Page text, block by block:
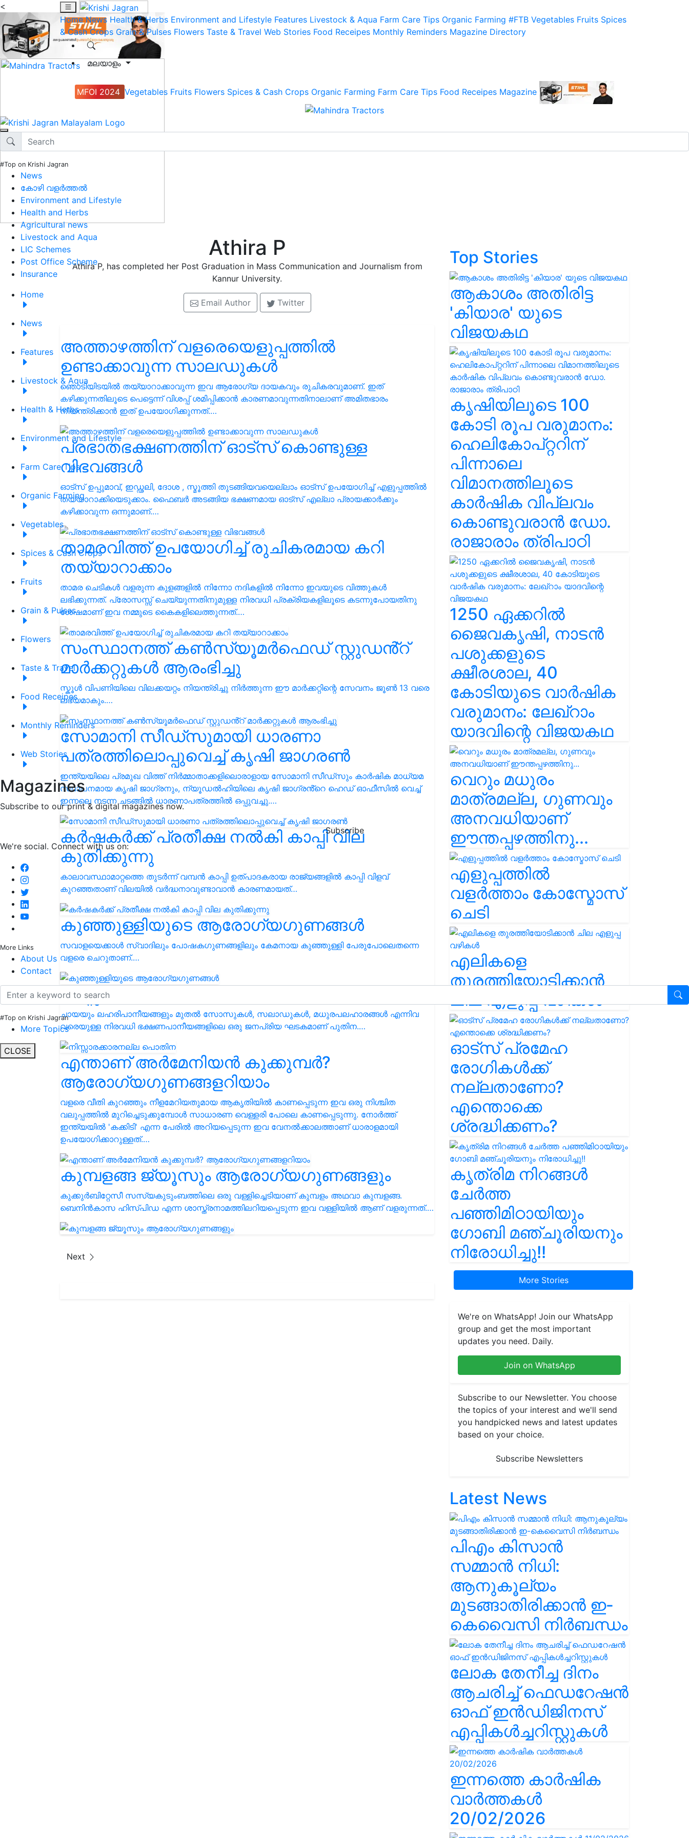
<
Home News Health & Herbs Environment and Lifestyle Features Livestock & Aqua Farm Care Tips Organic Farming #FTB Vegetables Fruits Spices
& Cash Crops Grain & Pulses Flowers Taste & Travel Web Stories Food Receipes Monthly Reminders Magazine Directory
മലയാളം
MFOI 2024 Vegetables Fruits Flowers Spices & Cash Crops Organic Farming Farm Care Tips Food Receipes Magazine
#Top on Krishi Jagran
News
കോഴി വളർത്തൽ
Environment and Lifestyle
Health and Herbs
Agricultural news
Livestock and Aqua
LIC Schemes
Post Office Scheme
Insurance
Home
News
Features
Livestock & Aqua
Health & Herbs
Environment and Lifestyle
Farm Care Tips
Organic Farming
Vegetables
Spices & Cash Crops
Fruits
Grain & Pulses
Flowers
Taste & Travel
Food Receipes
Monthly Reminders
Web Stories
Magazines
Subscribe to our print & digital magazines now.
Subscribe
We're social. Connect with us on:
More Links
About Us
Contact
#Top on Krishi Jagran
More Topics
CLOSE
Athira P
Athira P, has completed her Post Graduation in Mass Communication and Journalism from
Kannur University.
Email Author Twitter
അത്താഴത്തിന് വളരെയെളുപ്പത്തിൽ
ഉണ്ടാക്കാവുന്ന സാലഡുകൾ
ഞൊടിയിടയിൽ തയ്യാറാക്കാവുന്ന ഇവ ആരോഗ്യ ദായകവും രുചികരവുമാണ്. ഇത്
കഴിക്കുന്നതിലൂടെ പെട്ടെന്ന് വിശപ്പ് ശമിപ്പിക്കാൻ കാരണമാവുന്നതിനാലാണ് അമിതഭാരം
നിയന്ത്രിക്കാൻ ഇത് ഉപയോഗിക്കുന്നത്.…
പ്രഭാതഭക്ഷണത്തിന് ഓട്സ് കൊണ്ടുള്ള
വിഭവങ്ങൾ
ഓട്‌സ് ഉപ്പുമാവ്, ഇഡ്ഢലി, ദോശ , സ്മൂത്തി തുടങ്ങിയവയെല്ലാം ഓട്സ് ഉപയോഗിച്ച് എളുപ്പത്തിൽ
തയ്യാറാക്കിയെടുക്കാം. ഫൈബർ അടങ്ങിയ ഭക്ഷണമായ ഓട്സ് എല്ലാ പ്രായക്കാർക്കും
കഴിക്കാവുന്ന ഒന്നുമാണ്.…
താമരവിത്ത് ഉപയോഗിച്ച് രുചികരമായ കറി
തയ്യാറാക്കാം
താമര ചെടികൾ വളരുന്ന കുളങ്ങളിൽ നിന്നോ നദികളിൽ നിന്നോ ഇവയുടെ വിത്തുകൾ
ലഭിക്കുന്നത്. പ്രോസസ്സ് ചെയ്യുന്നതിനുമുള്ള നിരവധി പ്രക്രിയകളിലൂടെ കടന്നുപോയതിനു
ശേഷമാണ് ഇവ നമ്മുടെ കൈകളിലെത്തുന്നത്.…
സംസ്ഥാനത്ത് കൺസ്യൂമർഫെഡ് സ്റ്റുഡൻ്റ്
മാർക്കറ്റുകൾ ആരംഭിച്ചു
സ്കൂൾ വിപണിയിലെ വിലക്കയറ്റം നിയന്ത്രിച്ചു നിർത്തുന്ന ഈ മാർക്കറ്റിന്റെ സേവനം ജൂൺ 13 വരെ
ലഭ്യമാകും.…
സോമാനി സീഡ്‌സുമായി ധാരണാ
പത്രത്തിലൊപ്പുവെച്ച് കൃഷി ജാഗരൺ
ഇന്ത്യയിലെ പ്രമുഖ വിത്ത് നിർമ്മാതാക്കളിലൊരാളായ സോമാനി സീഡ്‌സും കാർഷിക മാധ്യമ
സ്ഥാപനമായ കൃഷി ജാഗ്രനും, ന്യൂഡൽഹിയിലെ കൃഷി ജാഗ്രൻ്റെ ഹെഡ് ഓഫീസിൽ വെച്ച്
ഇന്നലെ നടന്ന ചടങ്ങിൽ ധാരണാപത്രത്തിൽ ഒപ്പുവച്ചു.…
കർഷകർക്ക് പ്രതീക്ഷ നൽകി കാപ്പി വില
കുതിക്കുന്നു
കാലാവസ്ഥാമാറ്റത്തെ തുടർന്ന് വമ്പൻ കാപ്പി ഉത്പാദകരായ രാജ്യങ്ങളിൽ കാപ്പി വിളവ്
കുറഞ്ഞതാണ് വിലയിൽ വർദ്ധനാവുണ്ടാവാൻ കാരണമായത്…
കുഞ്ഞുള്ളിയുടെ ആരോഗ്യഗുണങ്ങൾ
സവാളയെക്കാൾ സ്വാദിലും പോഷകഗുണങ്ങളിലും കേമനായ കുഞ്ഞുള്ളി പേരുപോലെതന്നെ
വളരെ ചെറുതാണ്.…
നിസ്സാരക്കാരനല്ല പൊതിന
ചായയും ലഹരിപാനീയങ്ങളും മുതൽ സോസുകൾ, സലാഡുകൾ, മധുരപലഹാരങ്ങൾ എന്നിവ
വരെയുള്ള നിരവധി ഭക്ഷണപാനീയങ്ങളിലെ ഒരു ജനപ്രിയ ഘടകമാണ് പുതിന.…
എന്താണ് അർമേനിയൻ കുക്കുമ്പർ?
ആരോഗ്യഗുണങ്ങളറിയാം
വളരെ വീതി കുറഞ്ഞും നീളമേറിയതുമായ ആകൃതിയിൽ കാണപ്പെടുന്ന ഇവ ഒരു നിശ്ചിത
വലുപ്പത്തിൽ മുറിച്ചെടുക്കുമ്പോൾ സാധാരണ വെള്ളരി പോലെ കാണപ്പെടുന്നു. നോർത്ത്
ഇന്ത്യയിൽ 'കക്കിടി' എന്ന പേരിൽ അറിയപ്പെടുന്ന ഇവ വേനൽക്കാലത്താണ് ധാരാളമായി
ഉപയോഗിക്കാറുള്ളത്.…
കുമ്പളങ്ങ ജ്യൂസും ആരോഗ്യഗുണങ്ങളും
കുക്കുർബിറ്റേസീ സസ്യകുടുംബത്തിലെ ഒരു വള്ളിച്ചെടിയാണ് കുമ്പളം അഥവാ കുമ്പളങ്ങ.
ബെനിൻകാസ ഹിസ്പിഡ എന്ന ശാസ്ത്രനാമത്തിലറിയപ്പെടുന്ന ഇവ വള്ളിയിൽ ആണ് വളരുന്നത്.…
Next
Top Stories
ആകാശം അതിരിട്ട
'കിയാര' യുടെ
വിജയകഥ
കൃഷിയിലൂടെ 100
കോടി രൂപ വരുമാനം:
ഹെലികോപ്റ്ററിന്
പിന്നാലെ
വിമാനത്തിലൂടെ
കാർഷിക വിപ്ലവം
കൊണ്ടുവരാൻ ഡോ.
രാജാരാം ത്രിപാഠി
1250 ഏക്കറിൽ
ജൈവകൃഷി, നാടൻ
പശുക്കളുടെ
ക്ഷീരശാല, 40
കോടിയുടെ വാർഷിക
വരുമാനം: ലേഖ്‌റാം
യാദവിന്റെ വിജയകഥ
വെറും മധുരം
മാത്രമല്ല, ഗുണവും
അനവധിയാണ്
ഈന്തപ്പഴത്തിനു...
എളുപ്പത്തിൽ
വളർത്താം കോസ്മോസ്
ചെടി
എലികളെ
തുരത്തിയോടിക്കാൻ
ചില എളുപ്പ വഴികൾ
ഓട്സ് പ്രമേഹ
രോഗികൾക്ക്
നല്ലതാണോ?
എന്തൊക്കെ
ശ്രദ്ധിക്കണം?
കൃത്രിമ നിറങ്ങൾ
ചേർത്ത
പഞ്ഞിമിഠായിയും
ഗോബി മഞ്ചൂരിയനും
നിരോധിച്ചു!!
More Stories
We're on WhatsApp! Join our WhatsApp
group and get the most important
updates you need. Daily.
Join on WhatsApp
Subscribe to our Newsletter. You choose
the topics of your interest and we'll send
you handpicked news and latest updates
based on your choice.
Subscribe Newsletters
Latest News
പിഎം കിസാൻ
സമ്മാൻ നിധി:
ആനുകൂല്യം
മുടങ്ങാതിരിക്കാൻ ഇ-
കെവൈസി നിർബന്ധം
ലോക തേനീച്ച ദിനം
ആചരിച്ച് ഫെഡറേഷൻ
ഓഫ് ഇൻഡിജിനസ്
എപ്പികൾച്ചറിസ്റ്റുകൾ
ഇന്നത്തെ കാർഷിക
വാർത്തകൾ
20/02/2026